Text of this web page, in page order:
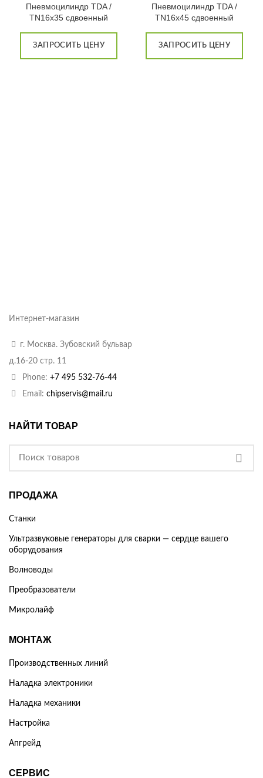
Пневмоцилиндр TDA /
TN16x35 сдвоенный
ЗАПРОСИТЬ ЦЕНУ
Пневмоцилиндр TDA /
TN16x45 сдвоенный
ЗАПРОСИТЬ ЦЕНУ
Интернет-магазин
г. Москва. Зубовский бульвар
д.16-20 стр. 11
Phone: +7 495 532-76-44
Email: chipservis@mail.ru
НАЙТИ ТОВАР
ПРОДАЖА
Станки
Ультразвуковые генераторы для сварки — сердце вашего
оборудования
Волноводы
Преобразователи
Микролайф
МОНТАЖ
Производственных линий
Наладка электроники
Наладка механики
Настройка
Апгрейд
СЕРВИС